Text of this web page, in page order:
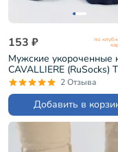
153 ₽ по
Мужские укороченные
CAVALLIERE
СИНИЕ (С-333)2 Отзыва
Добавить в